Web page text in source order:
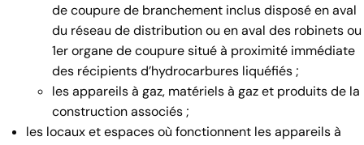
de coupure de branchement inclus disposé en aval
du réseau de distribution ou en aval des robinets ou
1er organe de coupure situé à proximité immédiate
des récipients d’hydrocarbures liquéfiés ;
les appareils à gaz, matériels à gaz et produits de la
construction associés ;
les locaux et espaces où fonctionnent les appareils à